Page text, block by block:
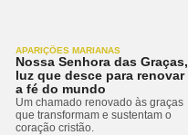
APARIÇÕES MARIANAS
Nossa Senhora das Graças,
luz que desce para renovar
a fé do mundo
Um chamado renovado às graças
que transformam e sustentam o
coração cristão.